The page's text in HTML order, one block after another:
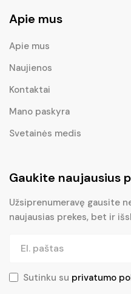
Apie mus
Apie mus
Naujienos
Kontaktai
Mano paskyra
Svetainės medis
Gaukite naujausius
Užsiprenumeravę gausite
naujausias prekes, bet ir
Sutinku su privatumo